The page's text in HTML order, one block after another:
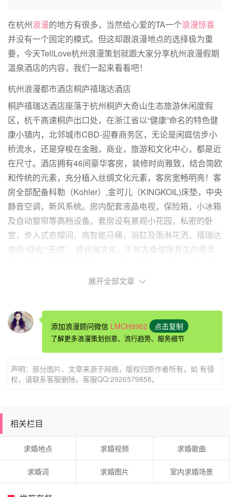
在杭州浪漫的地方有很多，当然给心爱的TA一个浪漫惊喜
并没有一个固定的模式。但这却跟浪漫地点的选择极为重
要，今天TellLove杭州浪漫策划就跟大家分享杭州浪漫假期
温泉酒店的内容，我们一起来看看吧！
杭州浪漫都市酒店桐庐禧瑞达酒店
桐庐禧瑞达酒店座落于杭州桐庐大奇山生态旅游休闲度假
区，杭千高速桐庐出口处，在浙江省以“健康”命名的特色健
康小镇内，北邻城市CBD-迎春商务区，无论是闲庭信步小
桥流水，还是穿梭在金融，商业，旅游和文化中心，都是近
在尺寸。酒店拥有46间豪华客房，装修时尚雅致，结合简欧
和传统的元素，充分植入丝绸文化元素，客房宽畅明亮！客
房全部配备科勒（Kohler）,金可儿（KINGKOIL)床垫，中央
静音空调，新风系统。房内配套液晶电视，保险箱，小冰箱
及自动窗帘等高档设备。套房设有景观小花园，私密的卧
室，步入式衣帽间，高智能马桶，浴缸及雨淋花洒。禧瑞达
崇尚“绿色”“天然”，将丝绸文化，千年古桑健康养生的理念
施完善的中小型会议室及全程会议策划管家服务。
展开全部文章
添加浪漫顾问微信 LMCH9962 点击复制
了解更多浪漫策划创意、流行趋势、服务细节
声明：部分图片、文章来源于网络，版权归原作者所有，如 有侵
权，请联系客服删除。客服QQ:2926579858。
相关栏目
求婚地点 求婚视频 求婚歌曲
求婚词 求婚图片 室内求婚场景